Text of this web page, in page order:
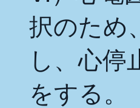
択のため
し、心停
をする。